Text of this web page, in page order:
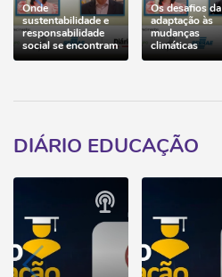
Onde
sustentabilidade e
responsabilidade
social se encontram
Os desafios da
adaptação às
mudanças
climáticas
DIÁRIO EDUCAÇÃO